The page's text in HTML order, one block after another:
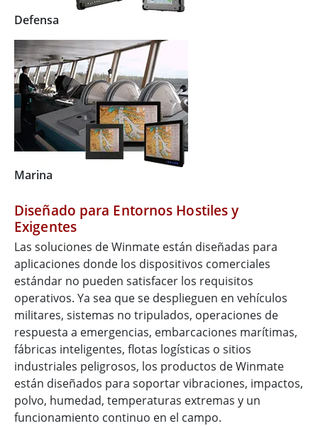
Defensa
Marina
Diseñado para Entornos Hostiles y
Exigentes
Las soluciones de Winmate están diseñadas para
aplicaciones donde los dispositivos comerciales
estándar no pueden satisfacer los requisitos
operativos. Ya sea que se desplieguen en vehículos
militares, sistemas no tripulados, operaciones de
respuesta a emergencias, embarcaciones marítimas,
fábricas inteligentes, flotas logísticas o sitios
industriales peligrosos, los productos de Winmate
están diseñados para soportar vibraciones, impactos,
polvo, humedad, temperaturas extremas y un
funcionamiento continuo en el campo.